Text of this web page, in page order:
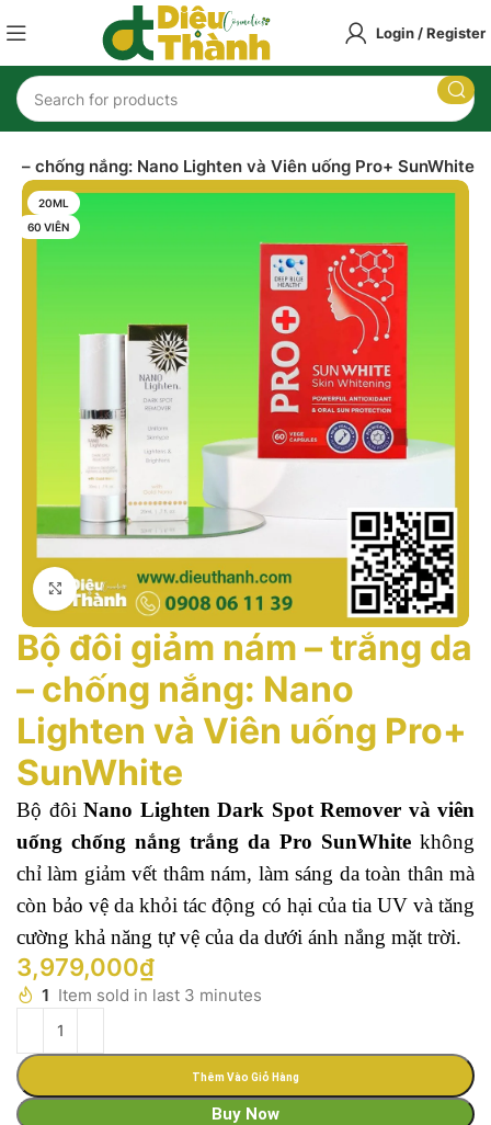
Login / Register
– chống nắng: Nano Lighten và Viên uống Pro+ SunWhite
20ML
60 VIÊN
Click to enlarge
Bộ đôi giảm nám – trắng da
– chống nắng: Nano
Lighten và Viên uống Pro+
SunWhite
Bộ đôiNano Lighten Dark Spot Remover và viên
uống chống nắng trắng da Pro SunWhite không
chỉ làm giảm vết thâm nám, làm sáng da toàn thân mà
còn bảo vệ da khỏi tác động có hại của tia UV và tăng
cường khả năng tự vệ của da dưới ánh nắng mặt trời.
3,979,000₫
1 Item sold in last 3 minutes
Thêm Vào Giỏ Hàng
Buy Now
Mua 5 tặng 1 khi mua sản phẩm Kem trị chàm vảy nến – Lozivate MF
LOZInhận ngay ưu đãi 🎉